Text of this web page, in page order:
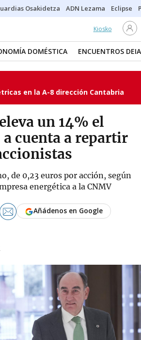
Osakidetza ADN Lezama Eclipse
Kiosko
DOMÉSTICA ENCUENTROS DEIA
en la A-8 dirección Cantabria
un 14% el
cuenta a repartir
de 0,23 euros por acción, según
energética a la CNMV
Añádenos en Google